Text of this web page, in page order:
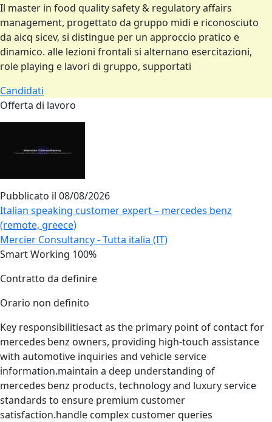
Il master in food quality safety & regulatory affairs
management, progettato da gruppo midi e riconosciuto
da aicq sicev, si distingue per un approccio pratico e
dinamico. alle lezioni frontali si alternano esercitazioni,
role playing e lavori di gruppo, supportati
Candidati
Offerta di lavoro
Pubblicato il 08/08/2026
Italian speaking customer expert – mercedes benz
(remote, greece)
Mercier Consultancy - Tutta italia (IT)
Smart Working 100%
Contratto da definire
Orario non definito
Key responsibilitiesact as the primary point of contact for
mercedes benz owners, providing high‑touch assistance
with automotive inquiries and vehicle service
information.maintain a deep understanding of
mercedes benz products, technology and luxury service
standards to ensure premium customer
satisfaction.handle complex customer queries